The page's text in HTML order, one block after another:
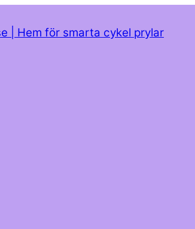
| Hem för smarta cykel prylar